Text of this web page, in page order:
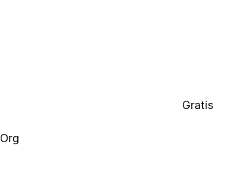
Gratis